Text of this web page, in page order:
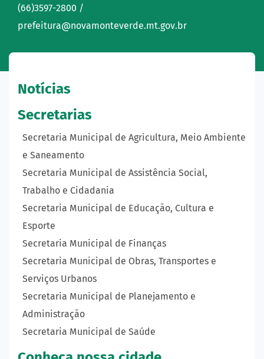
(66)3597-2800 /
prefeitura@novamonteverde.mt.gov.br
Notícias
Secretarias
Secretaria Municipal de Agricultura, Meio Ambiente
e Saneamento
Secretaria Municipal de Assistência Social,
Trabalho e Cidadania
Secretaria Municipal de Educação, Cultura e
Esporte
Secretaria Municipal de Finanças
Secretaria Municipal de Obras, Transportes e
Serviços Urbanos
Secretaria Municipal de Planejamento e
Administração
Secretaria Municipal de Saúde